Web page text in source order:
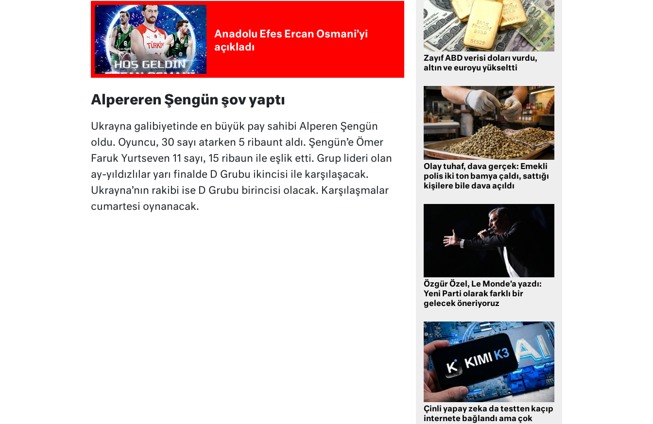
Anadolu Efes Ercan Osmani’yi
açıkladı
Alpereren Şengün şov yaptı
Ukrayna galibiyetinde en büyük pay sahibi Alperen Şengün
oldu. Oyuncu, 30 sayı atarken 5 ribaunt aldı. Şengün’e Ömer
Faruk Yurtseven 11 sayı, 15 ribaun ile eşlik etti. Grup lideri olan
ay-yıldızlılar yarı finalde D Grubu ikincisi ile karşılaşacak.
Ukrayna’nın rakibi ise D Grubu birincisi olacak. Karşılaşmalar
cumartesi oynanacak.
Zayıf ABD verisi doları vurdu,
altın ve euroyu yükseltti
Olay tuhaf, dava gerçek: Emekli
polis iki ton bamya çaldı, sattığı
kişilere bile dava açıldı
Özgür Özel, Le Monde’a yazdı:
Yeni Parti olarak farklı bir
gelecek öneriyoruz
Çinli yapay zeka da testten kaçıp
internete bağlandı ama çok